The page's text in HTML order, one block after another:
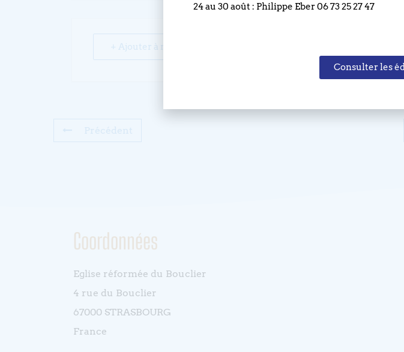
+ Ajouter à mon Agenda Google
Coordonnées
Eglise réformée du Bouclier
4 rue du Bouclier
67000 STRASBOURG
France
24 au 30 août : Philippe Eber 06 73 25 27 47
Consulter les